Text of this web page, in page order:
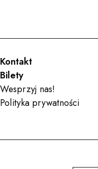
Kontakt
Bilety
Wesprzyj nas!
Polityka prywatności